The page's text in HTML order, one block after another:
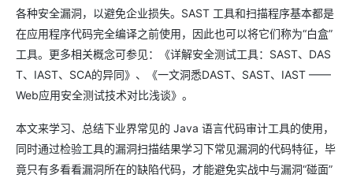
各种安全漏洞，以避免企业损失。SAST 工具和扫描程序基本都是
在应用程序代码完全编译之前使用，因此也可以将它们称为“白盒”
工具。更多相关概念可参见：《详解安全测试工具：SAST、DAS
T、IAST、SCA的异同》、《一文洞悉DAST、SAST、IAST ——
Web应用安全测试技术对比浅谈》。
本文来学习、总结下业界常见的 Java 语言代码审计工具的使用，
同时通过检验工具的漏洞扫描结果学习下常见漏洞的代码特征，毕
竟只有多看看漏洞所在的缺陷代码，才能避免实战中与漏洞“碰面”